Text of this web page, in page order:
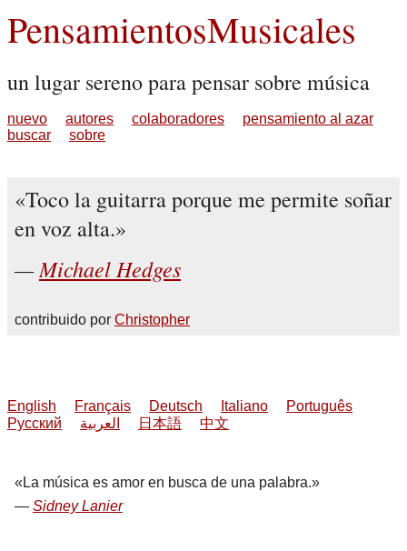
PensamientosMusicales
un lugar sereno para pensar sobre música
nuevo autores colaboradores
pensamiento al azar
buscar
sobre
Toco la guitarra porque me permite soñar
en voz alta.
Michael Hedges
contribuido por Christopher
English Français Deutsch Italiano
Português
Русский
العربية 日本語 中文
La música es amor en busca de una palabra.
Sidney Lanier